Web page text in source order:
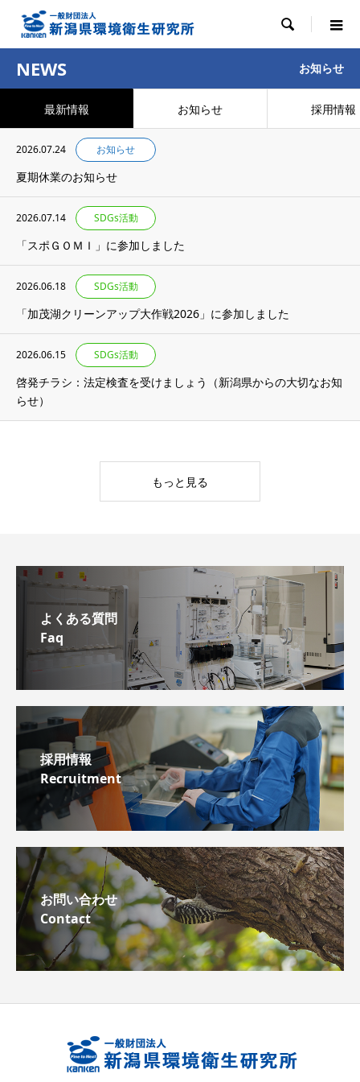

NEWS お知らせ
最新情報 お知らせ 採用情報
2026.07.24 お知らせ
夏期休業のお知らせ
2026.07.14 SDGs活動
「スポＧＯＭＩ」に参加しました
2026.06.18 SDGs活動
「加茂湖クリーンアップ大作戦2026」に参加しました
2026.06.15 SDGs活動
啓発チラシ：法定検査を受けましょう（新潟県からの大切なお知
らせ）
もっと見る
よくある質問
Faq
採用情報
Recruitment
お問い合わせ
Contact